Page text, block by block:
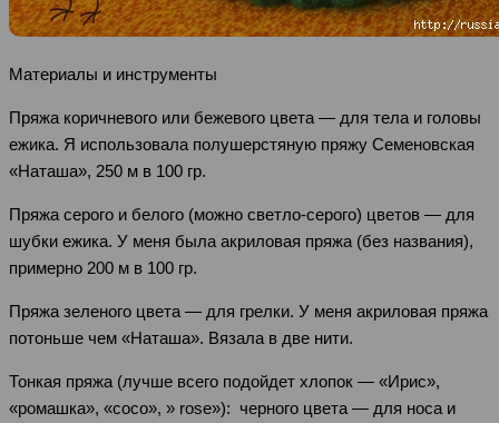
Материалы и инструменты
Пряжа коричневого или бежевого цвета — для тела и головы
ежика. Я использовала полушерстяную пряжу Семеновская
«Наташа», 250 м в 100 гр.
Пряжа серого и белого (можно светло-серого) цветов — для
шубки ежика. У меня была акриловая пряжа (без названия),
примерно 200 м в 100 гр.
Пряжа зеленого цвета — для грелки. У меня акриловая пряжа
потоньше чем «Наташа». Вязала в две нити.
Тонкая пряжа (лучше всего подойдет хлопок — «Ирис»,
«ромашка», «coco», » rose»): черного цвета — для носа и